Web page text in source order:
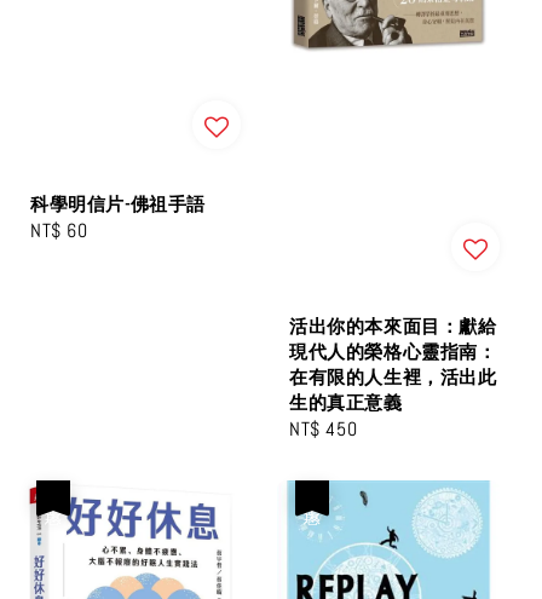
科學明信片-佛祖手語
Regular
NT$ 60
活出你的本來面目：獻給
現代人的榮格心靈指南：
在有限的人生裡，活出此
生的真正意義
Regular
NT$ 450